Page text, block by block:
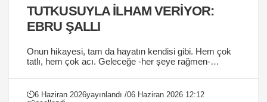
TUTKUSUYLA İLHAM VERİYOR:
EBRU ŞALLI
Onun hikayesi, tam da hayatın kendisi gibi. Hem çok
tatlı, hem çok acı. Geleceğe -her şeye rağmen-
yaratma tutkusu ve duruşuyla ilham veriyor....
6 Haziran 2026yayınlandı /06 Haziran 2026 12:12